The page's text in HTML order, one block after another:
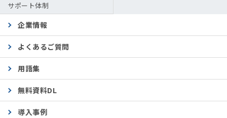
サポート体制
企業情報
よくあるご質問
用語集
無料資料DL
導入事例